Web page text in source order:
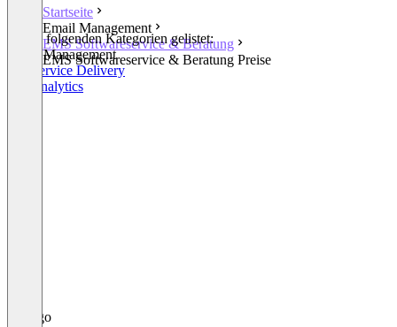
Startseite
Email Management
EMS Softwareservice & Beratung
EMS Softwareservice & Beratung Preise
In den folgenden Kategorien gelistet:
Email Management
HR Service Delivery
HR Analytics